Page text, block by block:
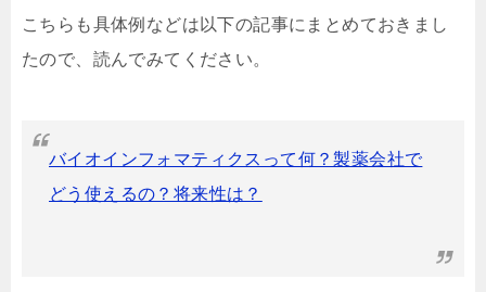
こちらも具体例などは以下の記事にまとめておきまし
たので、読んでみてください。
バイオインフォマティクスって何？製薬会社で
どう使えるの？将来性は？